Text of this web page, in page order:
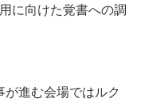
に向けた覚書への調
進む会場ではルク